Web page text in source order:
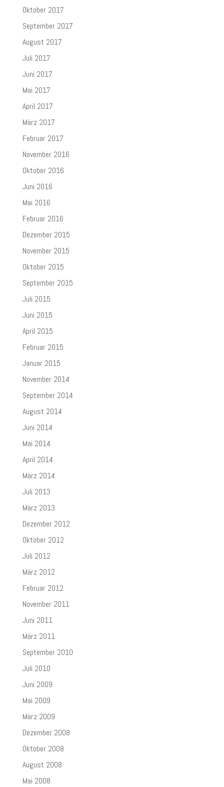
Oktober 2017
September 2017
August 2017
Juli 2017
Juni 2017
Mai 2017
April 2017
März 2017
Februar 2017
November 2016
Oktober 2016
Juni 2016
Mai 2016
Februar 2016
Dezember 2015
November 2015
Oktober 2015
September 2015
Juli 2015
Juni 2015
April 2015
Februar 2015
Januar 2015
November 2014
September 2014
August 2014
Juni 2014
Mai 2014
April 2014
März 2014
Juli 2013
März 2013
Dezember 2012
Oktober 2012
Juli 2012
März 2012
Februar 2012
November 2011
Juni 2011
März 2011
September 2010
Juli 2010
Juni 2009
Mai 2009
März 2009
Dezember 2008
Oktober 2008
August 2008
Mai 2008